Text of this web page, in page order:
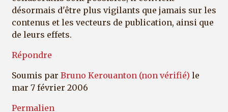
désormais d'être plus vigilants que jamais sur les
contenus et les vecteurs de publication, ainsi que
de leurs effets.
Répondre
Soumis par Bruno Kerouanton (non vérifié) le
mar 7 février 2006
Permalien